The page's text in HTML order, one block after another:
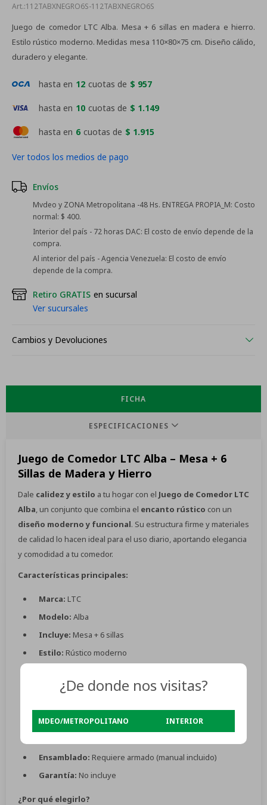
112TABXNEGRO6S-112TABXNEGRO6S
Juego de comedor LTC Alba. Mesa + 6 sillas en madera e hierro.
Estilo rústico moderno. Medidas mesa 110×80×75 cm. Diseño cálido,
duradero y elegante.
hasta en 6 cuotas de $ 1.915
hasta en 12 cuotas de $ 957
hasta en 10 cuotas de $ 1.149
Ver todos los medios de pago
Envíos
Mvdeo y ZONA Metropolitana -48 Hs. ENTREGA PROPIA_M: Costo
normal: $ 400.
Interior del país - 72 horas DAC: El costo de envío depende de la
compra.
Al interior del país - Agencia Venezuela: El costo de envío
depende de la compra.
Retiro GRATIS en sucursal
Ver sucursales
Cambios y Devoluciones
FICHA
ESPECIFICACIONES
Juego de Comedor LTC Alba – Mesa + 6
Sillas de Madera y Hierro
Dale calidez y estilo a tu hogar con el Juego de Comedor LTC
Alba, un conjunto que combina el encanto rústico con un
diseño moderno y funcional. Su estructura firme y materiales
de calidad lo hacen ideal para el uso diario, aportando elegancia
y comodidad a tu comedor.
Características principales:
Marca: LTC
Modelo: Alba
Incluye: Mesa + 6 sillas
Estilo: Rústico moderno
Medidas mesa:110 × 80 × 75 cm
resistentes
Ensamblado: Requiere armado (manual incluido)
Garantía: No incluye
¿Por qué elegirlo?
¿De donde nos visitas?
MDEO/METROPOLITANO INTERIOR